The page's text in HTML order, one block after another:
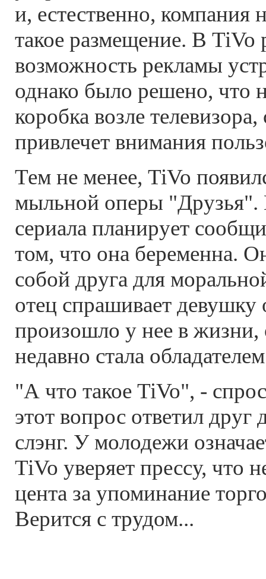
и, естественно, компания
такое размещение. В TiVo
возможность рекламы
однако было решено, что
коробка возле телевизора,
привлечет внимания
Тем не менее, TiVo
мыльной оперы "Друзья".
сериала планирует
том, что она беременна.
собой друга для
отец спрашивает девушку
произошло у нее в жизни,
недавно стала
"А что такое TiVo", -
этот вопрос ответил
слэнг. У молодежи
TiVo уверяет прессу, что
цента за упоминание
Верится с трудом...